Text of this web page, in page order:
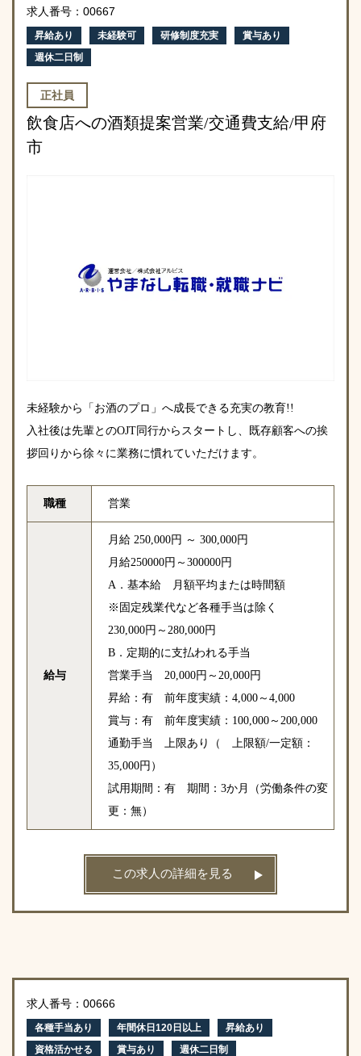
求人番号：00667
昇給あり 未経験可 研修制度充実
賞与あり
週休二日制
正社員
飲食店への酒類提案営業/交通費支給/甲府
市
未経験から「お酒のプロ」へ成長できる充実の教育!!
入社後は先輩とのOJT同行からスタートし、既存顧客への挨
拶回りから徐々に業務に慣れていただけます。
職種 営業
給与
月給 250,000円 ～ 300,000円
月給250000円～300000円
A．基本給 月額平均または時間額
※固定残業代など各種手当は除く
230,000円～280,000円
B．定期的に支払われる手当
営業手当 20,000円～20,000円
昇給：有 前年度実績：4,000～4,000
賞与：有 前年度実績：100,000～200,000
通勤手当 上限あり（ 上限額/一定額：
35,000円）
試用期間：有 期間：3か月（労働条件の変
更：無）
この求人の詳細を見る
求人番号：00666
各種手当あり 年間休日120日以上
昇給あり
資格活かせる
賞与あり 週休二日制